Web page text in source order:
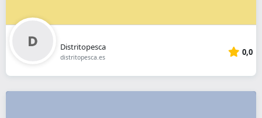
Distritopesca
distritopesca.es 0,0